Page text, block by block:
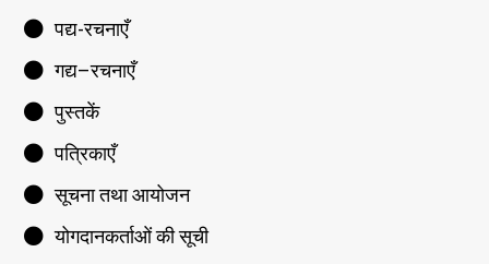
पद्य-रचनाएँ
गद्य–रचनाएँ
पुस्तकें
पत्रिकाएँ
सूचना तथा आयोजन
योगदानकर्ताओं की सूची